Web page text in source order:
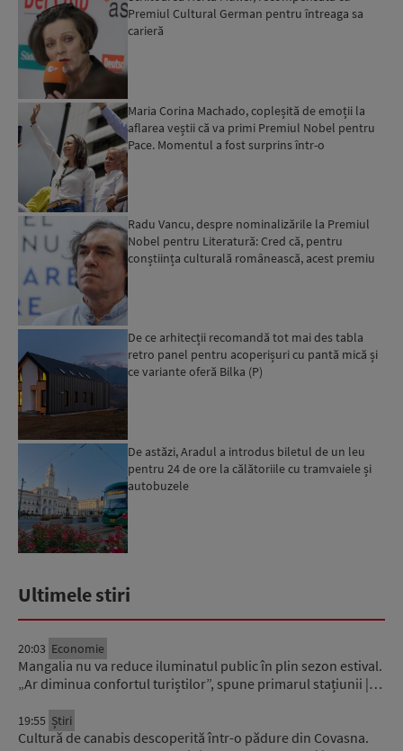
Premiul Cultural German pentru întreaga sa
carieră
Maria Corina Machado, copleșită de emoții la
aflarea veștii că va primi Premiul Nobel pentru
Pace. Momentul a fost surprins într-o
Radu Vancu, despre nominalizările la Premiul
Nobel pentru Literatură: Cred că, pentru
conștiința culturală românească, acest premiu
De ce arhitecții recomandă tot mai des tabla
retro panel pentru acoperișuri cu pantă mică și
ce variante oferă Bilka (P)
De astăzi, Aradul a introdus biletul de un leu
pentru 24 de ore la călătoriile cu tramvaiele și
autobuzele
Ultimele stiri
20:03 Economie
Mangalia nu va reduce iluminatul public în plin sezon estival.
„Ar diminua confortul turiștilor”, spune primarul stațiunii |…
19:55 Știri
Cultură de canabis descoperită într-o pădure din Covasna.